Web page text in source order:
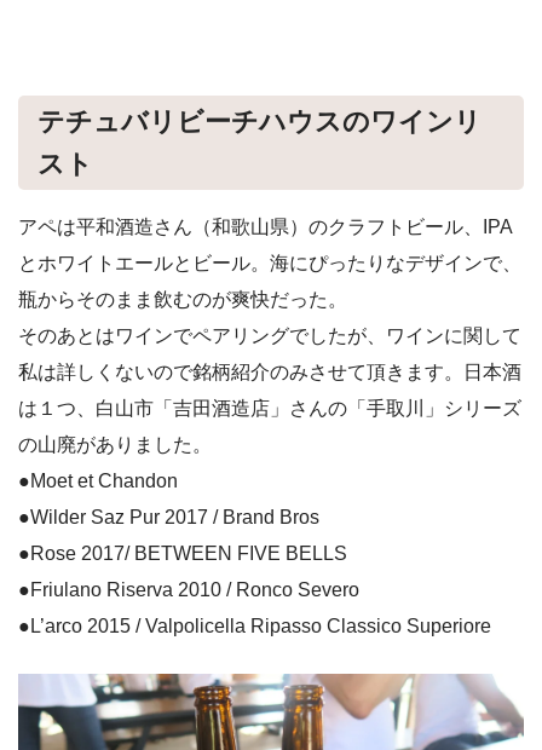
テチュバリビーチハウスのワインリ
スト
アペは平和酒造さん（和歌山県）のクラフトビール、IPA
とホワイトエールとビール。海にぴったりなデザインで、
瓶からそのまま飲むのが爽快だった。
そのあとはワインでペアリングでしたが、ワインに関して
私は詳しくないので銘柄紹介のみさせて頂きます。日本酒
は１つ、白山市「吉田酒造店」さんの「手取川」シリーズ
の山廃がありました。
●Moet et Chandon
●Wilder Saz Pur 2017 / Brand Bros
●Rose 2017/ BETWEEN FIVE BELLS
●Friulano Riserva 2010 / Ronco Severo
●L’arco 2015 / Valpolicella Ripasso Classico Superiore